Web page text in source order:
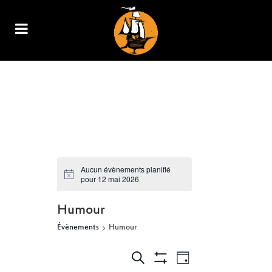
Aucun évènements planifié
pour 12 mai 2026
Humour
Évènements Humour
RECHERCHE
Recherche
NAVIGATION
Jour